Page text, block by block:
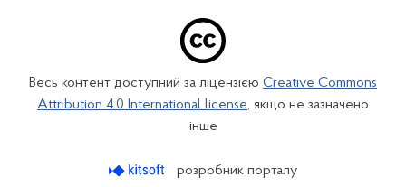
Весь контент доступний за ліцензією Creative Commons
Attribution 4.0 International license, якщо не зазначено
інше
розробник порталу